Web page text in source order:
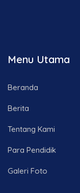
Menu Utama
Beranda
Berita
Tentang Kami
Para Pendidik
Galeri Foto